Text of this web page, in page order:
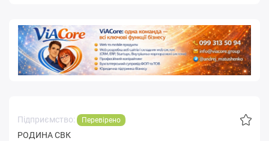
Підприємство: Перевірено
РОДИНА СВК